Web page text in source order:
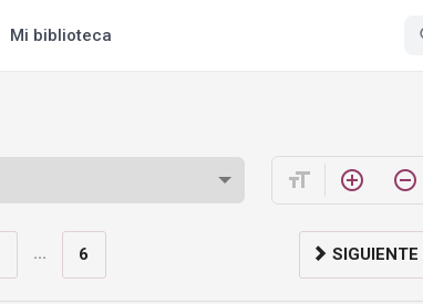
Mi biblioteca
format_size add_circle_outline remove_circle_outline
... 6 SIGUIENTE